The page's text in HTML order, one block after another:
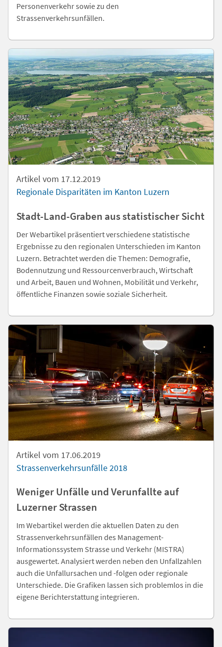
Personenverkehr sowie zu den
Strassenverkehrsunfällen.
Artikel vom 17.12.2019
Regionale Disparitäten im Kanton Luzern
Stadt-Land-Graben aus statistischer Sicht
Der Webartikel präsentiert verschiedene statistische
Ergebnisse zu den regionalen Unterschieden im Kanton
Luzern. Betrachtet werden die Themen: Demografie,
Bodennutzung und Ressourcenverbrauch, Wirtschaft
und Arbeit, Bauen und Wohnen, Mobilität und Verkehr,
öffentliche Finanzen sowie soziale Sicherheit.
Artikel vom 17.06.2019
Strassenverkehrsunfälle 2018
Weniger Unfälle und Verunfallte auf
Luzerner Strassen
Im Webartikel werden die aktuellen Daten zu den
Strassenverkehrsunfällen des Management-
Informationssystem Strasse und Verkehr (MISTRA)
ausgewertet. Analysiert werden neben den Unfallzahlen
auch die Unfallursachen und -folgen oder regionale
Unterschiede. Die Grafiken lassen sich problemlos in die
eigene Berichterstattung integrieren.